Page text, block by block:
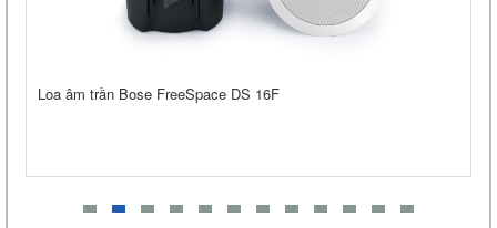
Loa âm trần Bose FreeSpace DS 16F